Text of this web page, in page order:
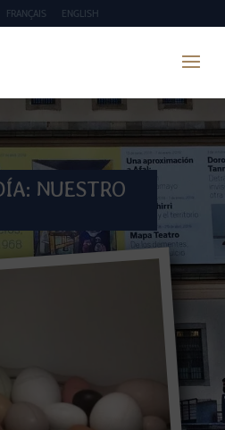
FRANÇAIS ENGLISH
NUESTRO